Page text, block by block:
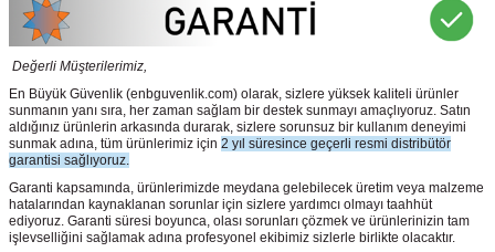
Değerli Müşterilerimiz,
En Büyük Güvenlik (enbguvenlik.com) olarak, sizlere yüksek kaliteli ürünler
sunmanın yanı sıra, her zaman sağlam bir destek sunmayı amaçlıyoruz. Satın
aldığınız ürünlerin arkasında durarak, sizlere sorunsuz bir kullanım deneyimi
sunmak adına, tüm ürünlerimiz için 2 yıl süresince geçerli resmi distribütör
garantisi sağlıyoruz.
Garanti kapsamında, ürünlerimizde meydana gelebilecek üretim veya malzeme
hatalarından kaynaklanan sorunlar için sizlere yardımcı olmayı taahhüt
ediyoruz. Garanti süresi boyunca, olası sorunları çözmek ve ürünlerinizin tam
işlevselliğini sağlamak adına profesyonel ekibimiz sizlerle birlikte olacaktır.